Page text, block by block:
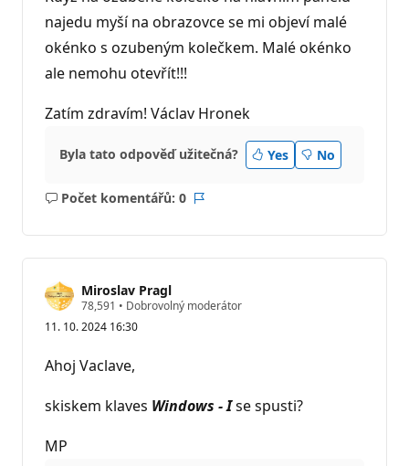
najedu myší na obrazovce se mi objeví malé
okénko s ozubeným kolečkem. Malé okénko
ale nemohu otevřít!!!
Zatím zdravím! Václav Hronek
Byla tato odpověď užitečná? Yes No
Počet komentářů: 0
Žádné
Miroslav Pragl
78,591 R
p
a
n
í
• Dobrovolný moderátor
11. 10. 2024 16:30
Ahoj Vaclave,
skiskem klaves Windows - Ise spusti?
MP